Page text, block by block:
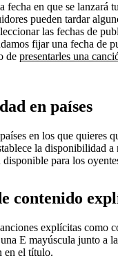
fecha en que se lanzará
pueden tardar
las fechas de
fijar una fecha de
de presentarles una
en países
en los que quieres
la disponibilidad
disponible para los
contenido
explícitas como
E mayúscula junto a
en el título.